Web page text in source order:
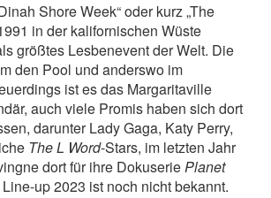
Shore Week“ oder kurz „The
in der kalifornischen Wüste
größtes Lesbenevent der Welt. Die
den Pool und anderswo im
ist es das Margaritaville
auch viele Promis haben sich dort
darunter Lady Gaga, Katy Perry,
The L Word-Stars, im letzten Jahr
dort für ihre DokuseriePlanet
up 2023 ist noch nicht bekannt.